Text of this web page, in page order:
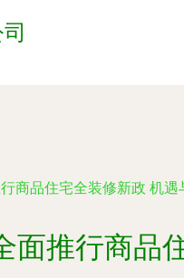
商品住宅全装修新政 机遇
面推行商品